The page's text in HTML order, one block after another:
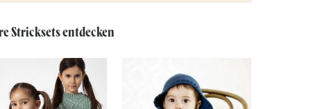
Stricksets entdecken